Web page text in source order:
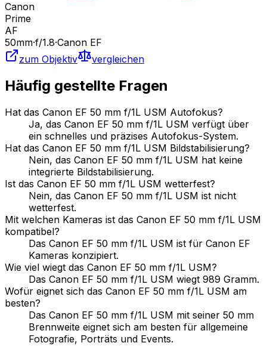
Canon
Prime
AF
50mm·f/1.8·Canon EF
zum Objektiv
vergleichen
Häufig gestellte Fragen
Hat das Canon EF 50 mm f/1L USM Autofokus?
Ja, das Canon EF 50 mm f/1L USM verfügt über
ein schnelles und präzises Autofokus-System.
Hat das Canon EF 50 mm f/1L USM Bildstabilisierung?
Nein, das Canon EF 50 mm f/1L USM hat keine
integrierte Bildstabilisierung.
Ist das Canon EF 50 mm f/1L USM wetterfest?
Nein, das Canon EF 50 mm f/1L USM ist nicht
wetterfest.
Mit welchen Kameras ist das Canon EF 50 mm f/1L USM
kompatibel?
Das Canon EF 50 mm f/1L USM ist für Canon EF
Kameras konzipiert.
Wie viel wiegt das Canon EF 50 mm f/1L USM?
Das Canon EF 50 mm f/1L USM wiegt 989 Gramm.
Wofür eignet sich das Canon EF 50 mm f/1L USM am
besten?
Das Canon EF 50 mm f/1L USM mit seiner 50 mm
Brennweite eignet sich am besten für allgemeine
Fotografie, Porträts und Events.